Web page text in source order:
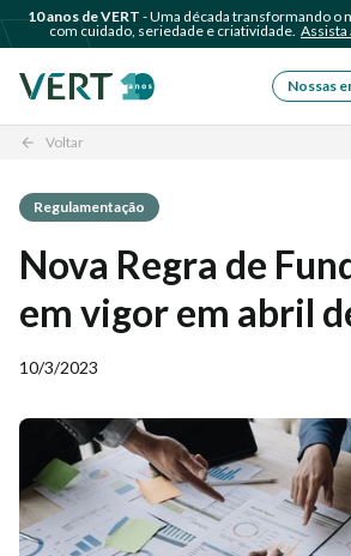
10 anos de VERT - Uma década transformando o
com cuidado, seriedade e criatividade. Assista
Nossas
arrow_back Voltar
Regulamentação
Nova Regra de
em vigor em abril
10/3/2023